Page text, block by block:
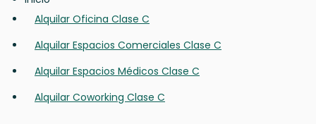
Alquilar Oficina Clase C
Alquilar Espacios Comerciales Clase C
Alquilar Espacios Médicos Clase C
Alquilar Coworking Clase C